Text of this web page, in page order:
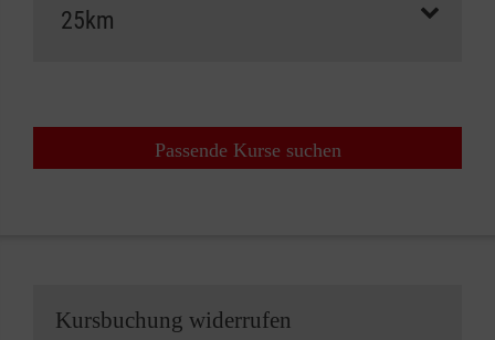
Passende Kurse suchen
Kursbuchung widerrufen